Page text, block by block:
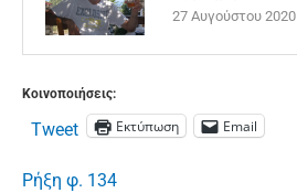
27 Αυγούστου 2020
Κοινοποιήσεις:
Tweet Εκτύπωση Email
Ρήξη φ. 134